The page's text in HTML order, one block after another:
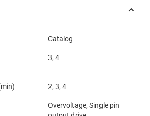
Catalog
3, 4
2, 3, 4
Overvoltage, Single pin